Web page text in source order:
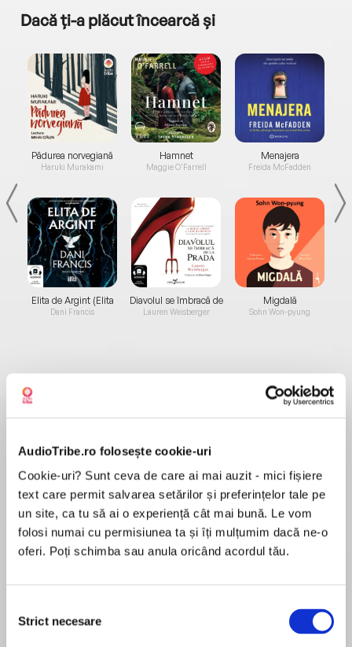
AudioTribe.ro folosește cookie-uri
Cookie-uri? Sunt ceva de care ai mai auzit - mici fișiere
text care permit salvarea setărilor și preferințelor tale pe
un site, ca tu să ai o experiență cât mai bună. Le vom
folosi numai cu permisiunea ta și îți mulțumim dacă ne-o
oferi. Poți schimba sau anula oricând acordul tău.
consimțământului
Strict necesare
Dacă ți-a plăcut încearcă și
Pădurea norvegiană
Haruki Murakami
Elita de Argint (Elita
de...
Dani Francis
Hamnet
Maggie O'Farrell
Diavolul se îmbracă de
la...
Lauren Weisberger
Menajera
Freida McFadden
Migdală
Sohn Won-pyung
Despre
MAI MULT
Recenzii
Foarte faina. Mi a placut mult.
Am citit-o acum câțiva ani în format fizic. Acum